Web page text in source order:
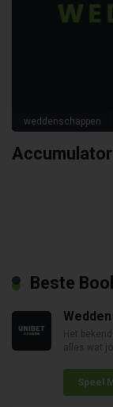
weddenschappen
Beste
Het
alles wat
Speel